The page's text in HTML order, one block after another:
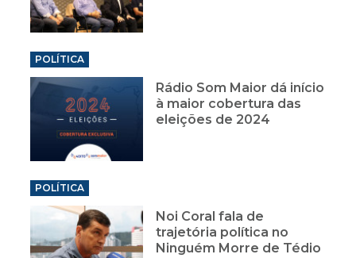
POLÍTICA
Rádio Som Maior dá início
à maior cobertura das
eleições de 2024
POLÍTICA
Noi Coral fala de
trajetória política no
Ninguém Morre de Tédio